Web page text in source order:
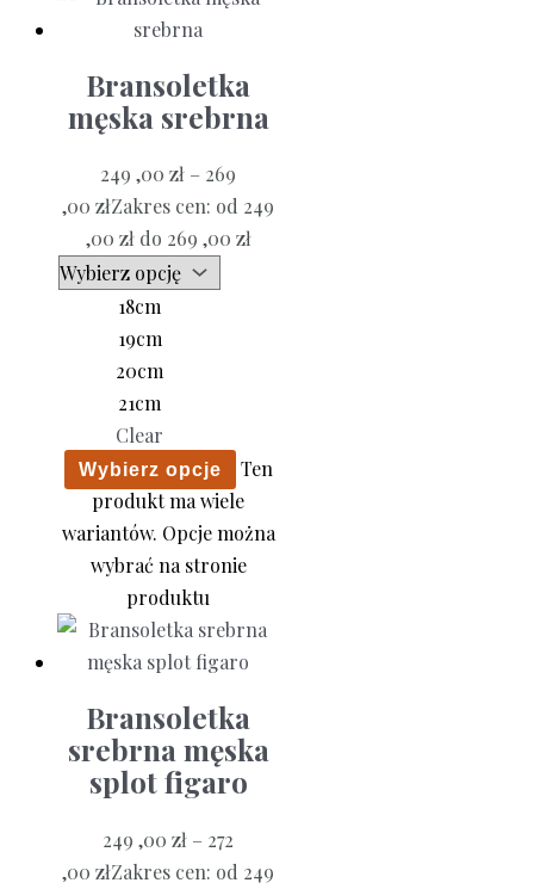
Bransoletka
męska srebrna
249 ,00 zł – 269
,00 złZakres cen: od 249
,00 zł do 269 ,00 zł
18cm
19cm
20cm
21cm
Clear
Wybierz opcje
Ten
produkt ma wiele
wariantów. Opcje można
wybrać na stronie
produktu
Bransoletka
srebrna męska
splot figaro
249 ,00 zł – 272
,00 złZakres cen: od 249